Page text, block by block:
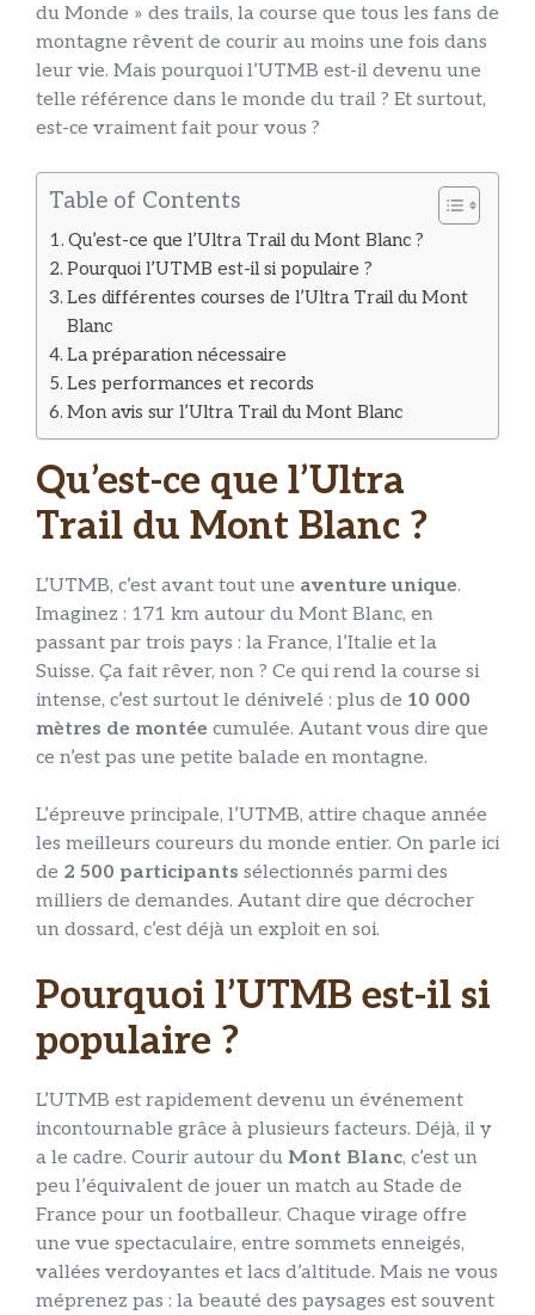
du Monde » des trails, la course que tous les fans de
montagne rêvent de courir au moins une fois dans
leur vie. Mais pourquoi l’UTMB est-il devenu une
telle référence dans le monde du trail ? Et surtout,
est-ce vraiment fait pour vous ?
Table of Contents
Qu’est-ce que l’Ultra Trail du Mont Blanc ?
Pourquoi l’UTMB est-il si populaire ?
Les différentes courses de l’Ultra Trail du Mont
Blanc
La préparation nécessaire
Les performances et records
Mon avis sur l’Ultra Trail du Mont Blanc
Qu’est-ce que l’Ultra
Trail du Mont Blanc ?
L’UTMB, c’est avant tout une aventure unique.
Imaginez : 171 km autour du Mont Blanc, en
passant par trois pays : la France, l’Italie et la
Suisse. Ça fait rêver, non ? Ce qui rend la course si
intense, c’est surtout le dénivelé : plus de 10 000
mètres de montée cumulée. Autant vous dire que
ce n’est pas une petite balade en montagne.
L’épreuve principale, l’UTMB, attire chaque année
les meilleurs coureurs du monde entier. On parle ici
de 2 500 participants sélectionnés parmi des
milliers de demandes. Autant dire que décrocher
un dossard, c’est déjà un exploit en soi.
Pourquoi l’UTMB est-il si
populaire ?
L’UTMB est rapidement devenu un événement
incontournable grâce à plusieurs facteurs. Déjà, il y
a le cadre. Courir autour du Mont Blanc, c’est un
peu l’équivalent de jouer un match au Stade de
France pour un footballeur. Chaque virage offre
une vue spectaculaire, entre sommets enneigés,
vallées verdoyantes et lacs d’altitude. Mais ne vous
méprenez pas : la beauté des paysages est souvent